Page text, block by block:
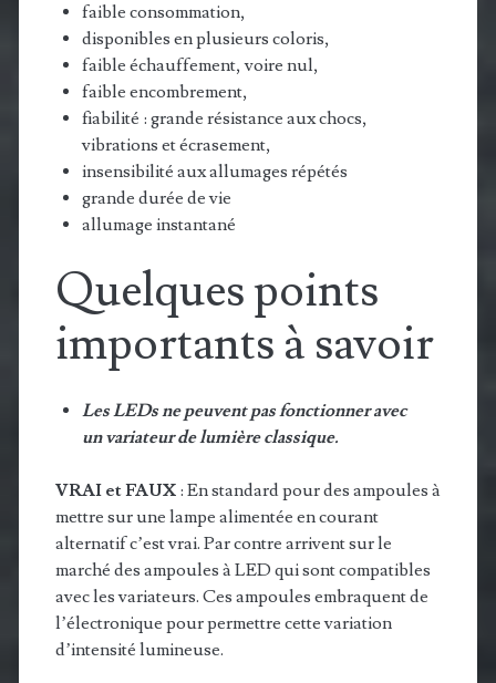
faible consommation,
disponibles en plusieurs coloris,
faible échauffement, voire nul,
faible encombrement,
fiabilité : grande résistance aux chocs,
vibrations et écrasement,
insensibilité aux allumages répétés
grande durée de vie
allumage instantané
Quelques points
importants à savoir
Les LEDs ne peuvent pas fonctionner avec
un variateur de lumière classique.
VRAI et FAUX: En standard pour des ampoules à
mettre sur une lampe alimentée en courant
alternatif c’est vrai. Par contre arrivent sur le
marché des ampoules à LED qui sont compatibles
avec les variateurs. Ces ampoules embraquent de
l’électronique pour permettre cette variation
d’intensité lumineuse.